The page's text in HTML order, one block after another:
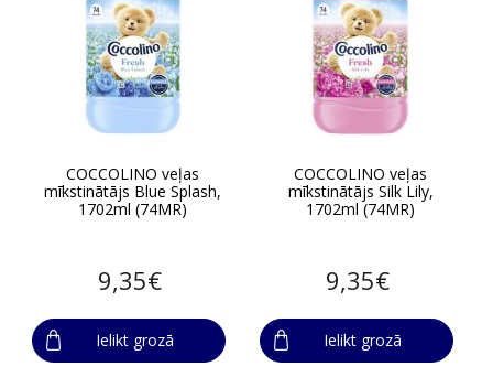
COCCOLINO veļas
mīkstinātājs Blue Splash,
1702ml (74MR)
9,35€
Ielikt grozā
COCCOLINO veļas
mīkstinātājs Silk Lily,
1702ml (74MR)
9,35€
Ielikt grozā